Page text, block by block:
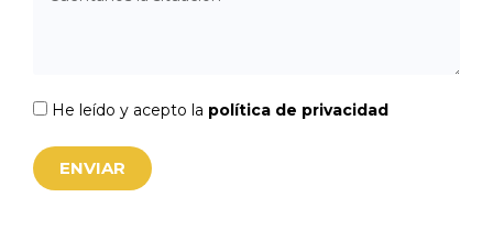
He leído y acepto la política de privacidad
ENVIAR